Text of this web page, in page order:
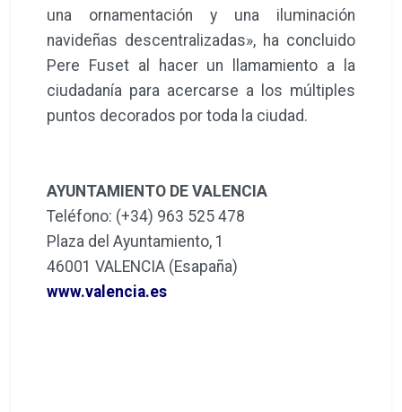
una ornamentación y una iluminación
navideñas descentralizadas», ha concluido
Pere Fuset al hacer un llamamiento a la
ciudadanía para acercarse a los múltiples
puntos decorados por toda la ciudad.
AYUNTAMIENTO DE VALENCIA
Teléfono: (+34) 963 525 478
Plaza del Ayuntamiento, 1
46001 VALENCIA (Esapaña)
www.valencia.es